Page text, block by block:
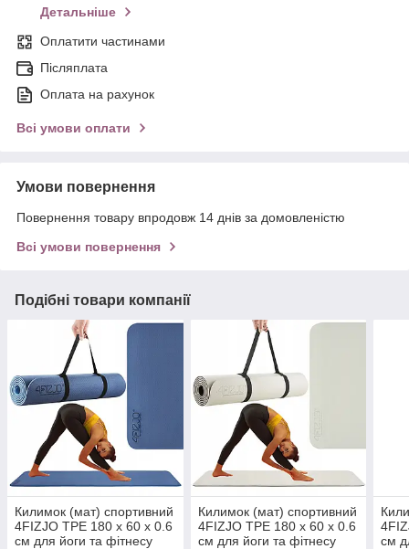
Детальніше
Оплатити частинами
Післяплата
Оплата на рахунок
Всі умови оплати
Умови повернення
Повернення товару впродовж 14 днів за домовленістю
Всі умови повернення
Подібні товари компанії
Килимок (мат) спортивний
4FIZJO TPE 180 x 60 x 0.6
см для йоги та фітнесу
Килимок (мат) спортивний
4FIZJO TPE 180 x 60 x 0.6
см для йоги та фітнесу
см